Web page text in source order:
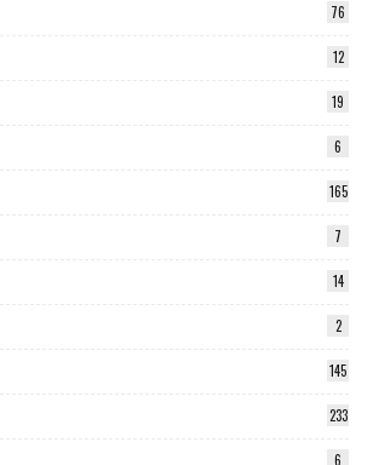
76
12
19
6
165
7
14
2
145
233
6